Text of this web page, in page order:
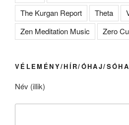
The Kurgan Report
Theta
Zen Meditation Music
Zero
VÉLEMÉNY/HÍR/ÓHAJ/
Név (illik)